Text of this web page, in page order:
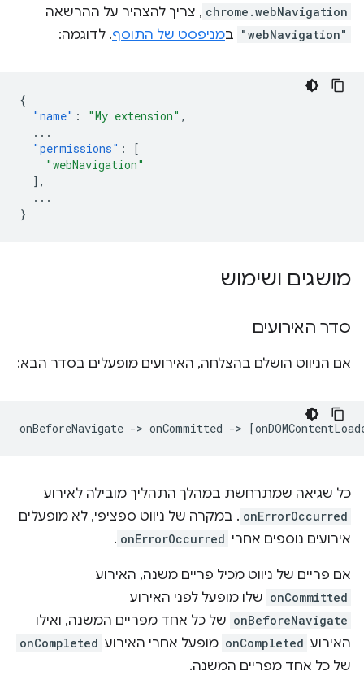
chrome.webNavigation , צריך להצהיר על ההרשאה
"webNavigation" במניפסט של התוסף. לדוגמה:
{
"name" : "My extension" ,
...
"permissions" :
[
"webNavigation"
],
...
}
מושגים ושימוש
סדר האירועים
אם הניווט הושלם בהצלחה, האירועים מופעלים בסדר הבא:
כל שגיאה שמתרחשת במהלך התהליך מובילה לאירוע
onErrorOccurred . במקרה של ניווט ספציפי, לא מופעלים
אירועים נוספים אחרי onErrorOccurred
.
אם פריים של ניווט מכיל פריים משנה, האירוע
onCommitted שלו מופעל לפני האירוע
onBeforeNavigate של כל אחד מפריים המשנה, ואילו
האירוע onCompleted מופעל אחרי האירוע onCompleted
של כל אחד מפריים המשנה.